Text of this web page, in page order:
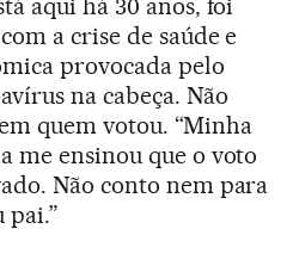
aqui há 30 anos, foi
a crise de saúde e
provocada pelo
na cabeça. Não
quem votou. “Minha
me ensinou que o voto
Não conto nem para
pai.”